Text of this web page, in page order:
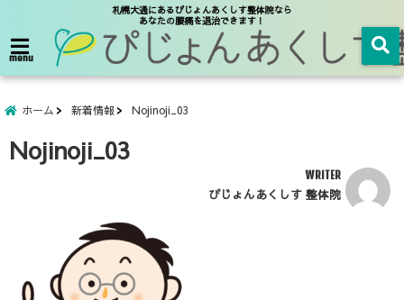
札幌大通にあるぴじょんあくしす整体院なら
あなたの腰痛を退治できます！
menu
ホーム 新着情報 Nojinoji_03
Nojinoji_03
WRITER
ぴじょんあくしす 整体院